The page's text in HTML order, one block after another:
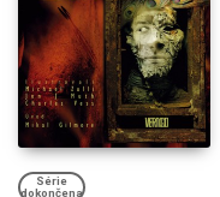
Série
dokončena